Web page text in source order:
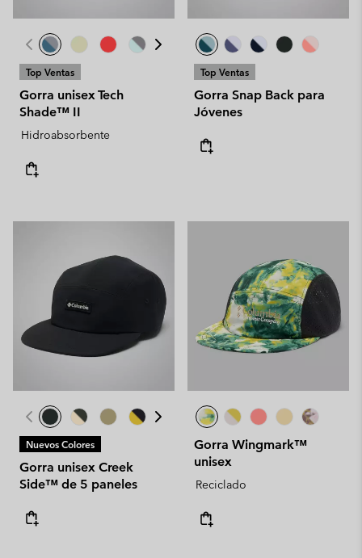
Top Ventas
Gorra unisex Tech
Shade™ II
Hidroabsorbente
Top Ventas
Gorra Snap Back para
Jóvenes
Nuevos Colores
Gorra unisex Creek
Side™ de 5 paneles
Gorra Wingmark™
unisex
Reciclado